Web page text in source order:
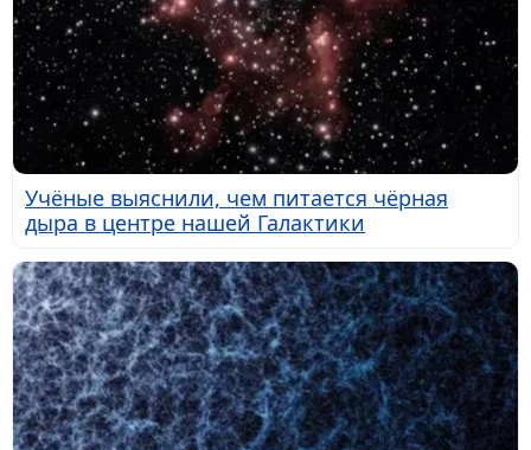
Учёные выяснили, чем питается чёрная
дыра в центре нашей Галактики